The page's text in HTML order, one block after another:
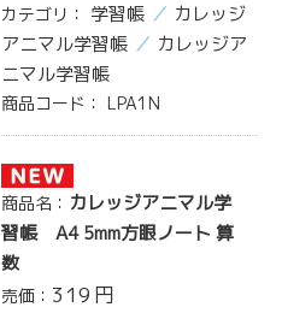
カテゴリ： 学習帳
カレッジ
アニマル学習帳
カレッジア
ニマル学習帳
商品コード： LPA1N
商品名： カレッジアニマル学
習帳 A4 5mm方眼ノート 算
数
売価： 319 円